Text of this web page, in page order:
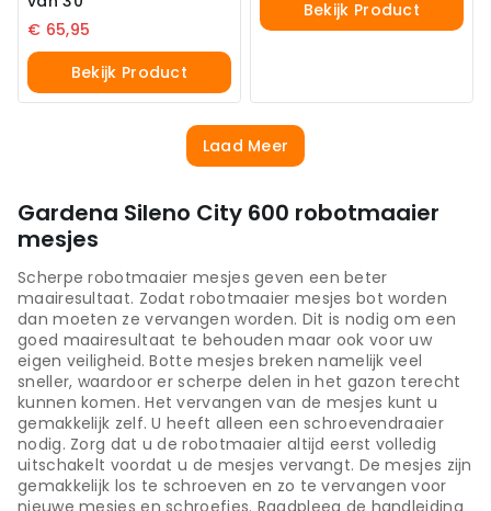
€ 65,95
Bekijk Product
Bekijk Product
Laad Meer
Gardena Sileno City 600 robotmaaier
mesjes
Scherpe robotmaaier mesjes geven een beter
maairesultaat. Zodat robotmaaier mesjes bot worden
dan moeten ze vervangen worden. Dit is nodig om een
goed maairesultaat te behouden maar ook voor uw
eigen veiligheid. Botte mesjes breken namelijk veel
sneller, waardoor er scherpe delen in het gazon terecht
kunnen komen. Het vervangen van de mesjes kunt u
gemakkelijk zelf. U heeft alleen een schroevendraaier
nodig. Zorg dat u de robotmaaier altijd eerst volledig
uitschakelt voordat u de mesjes vervangt. De mesjes zijn
gemakkelijk los te schroeven en zo te vervangen voor
nieuwe mesjes en schroefjes. Raadpleeg de handleiding